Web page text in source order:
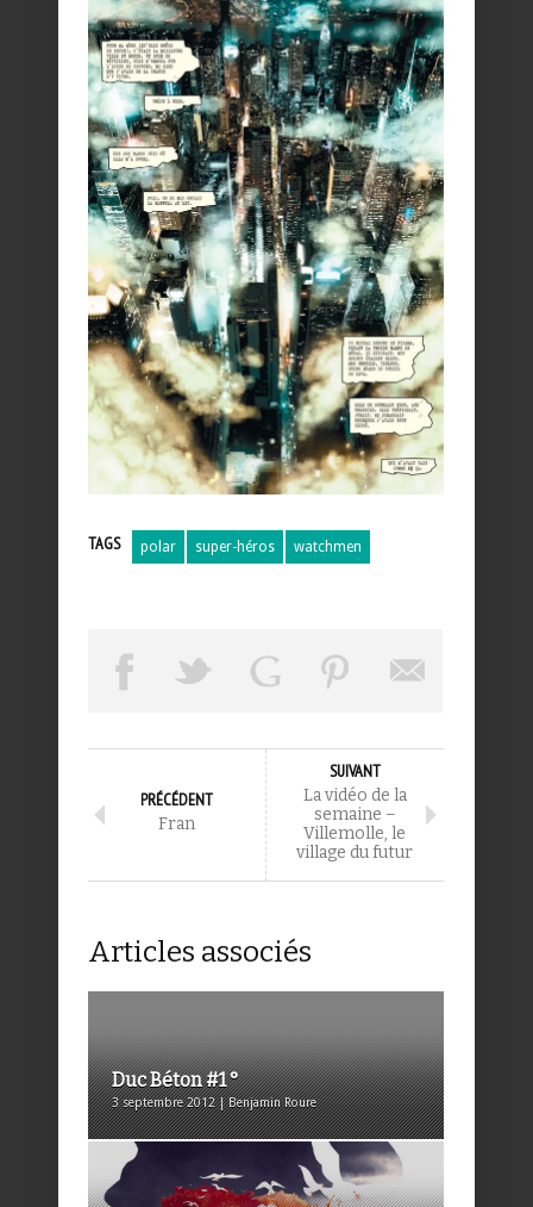
TAGS polar super-héros watchmen
PRÉCÉDENT
Fran
SUIVANT
La vidéo de la
semaine –
Villemolle, le
village du futur
Articles associés
Duc Béton #1 °
3 septembre 2012 | Benjamin Roure